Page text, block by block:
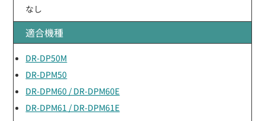
なし
適合機種
DR-DP50M
DR-DPM50
DR-DPM60 / DR-DPM60E
DR-DPM61 / DR-DPM61E